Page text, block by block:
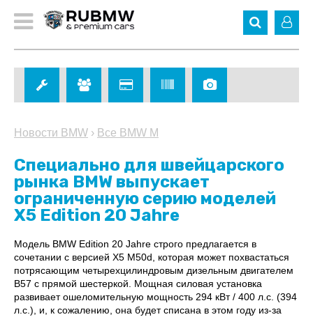
Новости BMW › Все BMW M
Специально для швейцарского
рынка BMW выпускает
ограниченную серию моделей
X5 Edition 20 Jahre
Модель BMW Edition 20 Jahre строго предлагается в
сочетании с версией X5 M50d, которая может похвастаться
потрясающим четырехцилиндровым дизельным двигателем
B57 с прямой шестеркой. Мощная силовая установка
развивает ошеломительную мощность 294 кВт / 400 л.с. (394
л.с.), и, к сожалению, она будет списана в этом году из-за